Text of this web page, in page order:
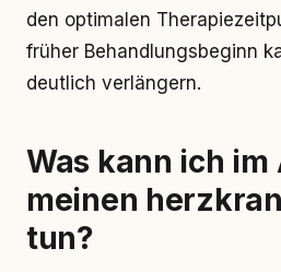
den optimalen
früher Behandlungsbeginn
deutlich verlängern.
Was kann ich
meinen
tun?